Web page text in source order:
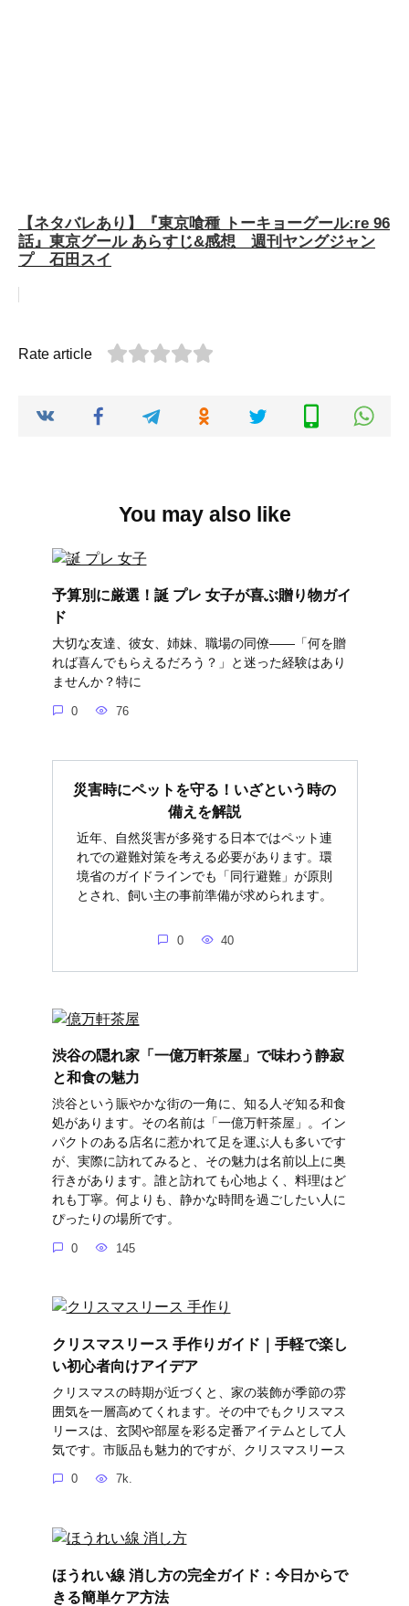
【ネタバレあり】『東京喰種 トーキョーグール:re 96
話』東京グール あらすじ&感想 週刊ヤングジャン
プ 石田スイ
Rate article
You may also like
予算別に厳選！誕 プレ 女子が喜ぶ贈り物ガイ
ド
大切な友達、彼女、姉妹、職場の同僚――「何を贈
れば喜んでもらえるだろう？」と迷った経験はあり
ませんか？特に
0 76
災害時にペットを守る！いざという時の
備えを解説
近年、自然災害が多発する日本ではペット連
れでの避難対策を考える必要があります。環
境省のガイドラインでも「同行避難」が原則
とされ、飼い主の事前準備が求められます。
0 40
渋谷の隠れ家「一億万軒茶屋」で味わう静寂
と和食の魅力
渋谷という賑やかな街の一角に、知る人ぞ知る和食
処があります。その名前は「一億万軒茶屋」。イン
パクトのある店名に惹かれて足を運ぶ人も多いです
が、実際に訪れてみると、その魅力は名前以上に奥
行きがあります。誰と訪れても心地よく、料理はど
れも丁寧。何よりも、静かな時間を過ごしたい人に
ぴったりの場所です。
0 145
クリスマスリース 手作りガイド｜手軽で楽し
い初心者向けアイデア
クリスマスの時期が近づくと、家の装飾が季節の雰
囲気を一層高めてくれます。その中でもクリスマス
リースは、玄関や部屋を彩る定番アイテムとして人
気です。市販品も魅力的ですが、クリスマスリース
0 7k.
ほうれい線 消し方の完全ガイド：今日からで
きる簡単ケア方法